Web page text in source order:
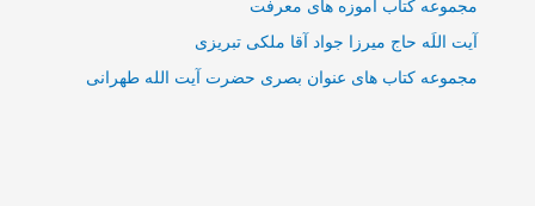
مجموعه کتاب آموزه های معرفت
آیت اللَه حاج میرزا جواد آقا ملکی تبریزی
مجموعه کتاب های عنوان بصری حضرت آیت الله طهرانی